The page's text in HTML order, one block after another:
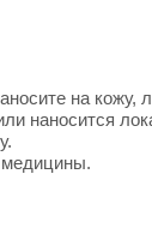
на
наносится
медицины.